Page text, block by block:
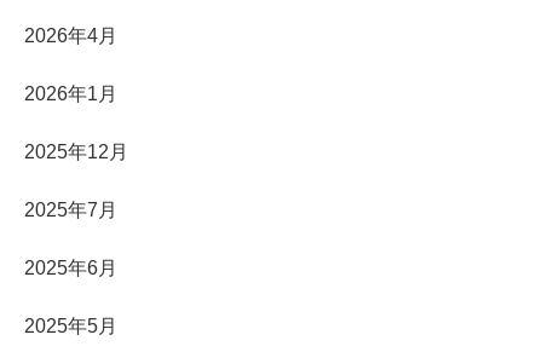
2026年4月
2026年1月
2025年12月
2025年7月
2025年6月
2025年5月